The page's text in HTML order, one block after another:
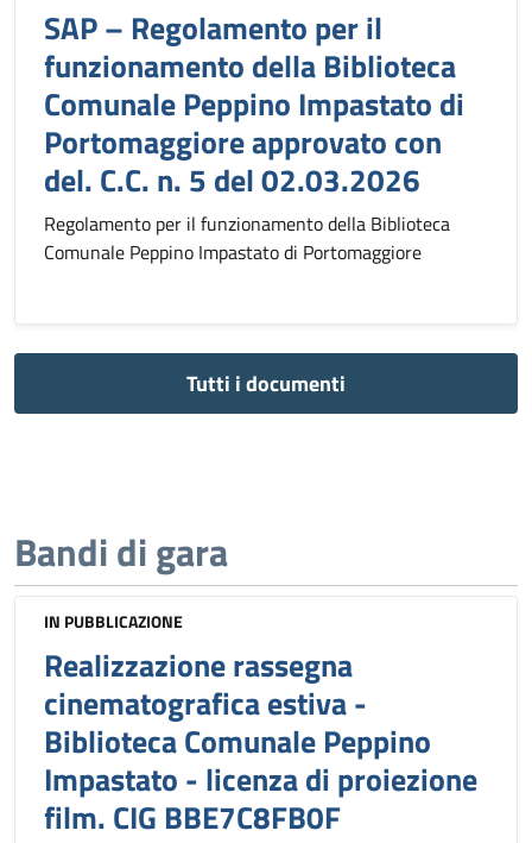
SAP – Regolamento per il
funzionamento della Biblioteca
Comunale Peppino Impastato di
Portomaggiore approvato con
del. C.C. n. 5 del 02.03.2026
Regolamento per il funzionamento della Biblioteca
Comunale Peppino Impastato di Portomaggiore
Tutti i documenti
Bandi di gara
IN PUBBLICAZIONE
Realizzazione rassegna
cinematografica estiva -
Biblioteca Comunale Peppino
Impastato - licenza di proiezione
film. CIG BBE7C8FB0F